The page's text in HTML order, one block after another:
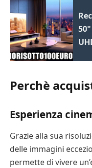
Perchè
Esperienza
Grazie alla sua
delle immagini
permette di vivere